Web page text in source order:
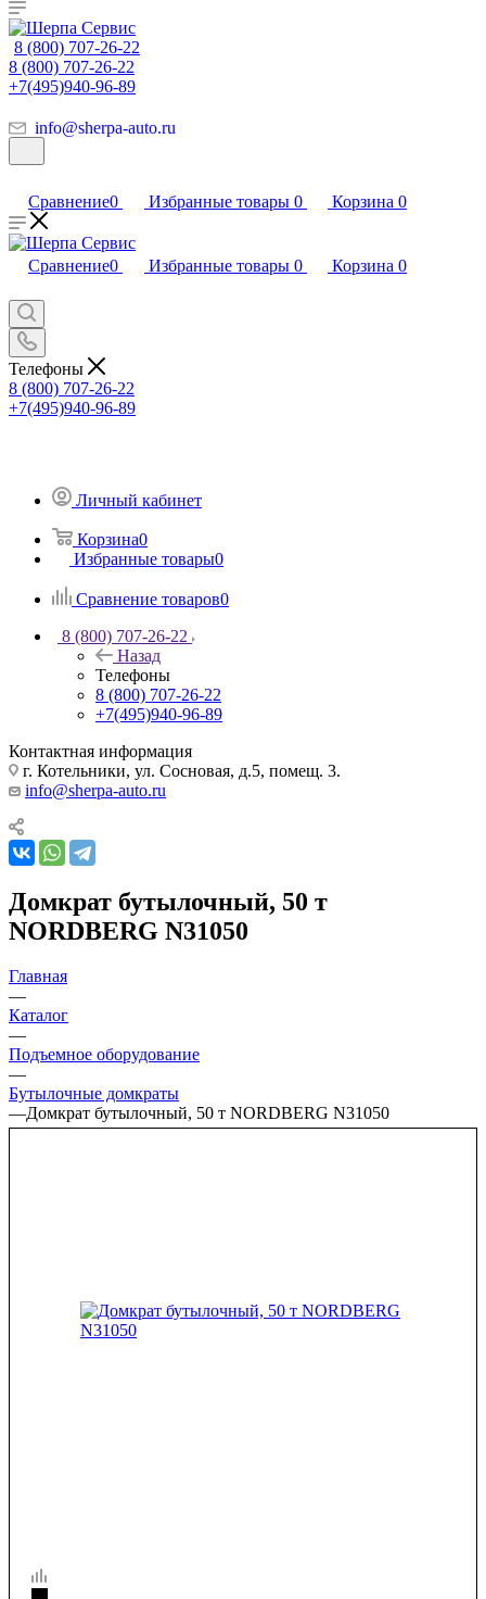
8 (800) 707-26-22
8 (800) 707-26-22
+7(495)940-96-89
info@sherpa-auto.ru
Сравнение0 Избранные товары 0 Корзина 0
Сравнение0 Избранные товары 0 Корзина 0
Телефоны
8 (800) 707-26-22
+7(495)940-96-89
Личный кабинет
Корзина0
Избранные товары0
Сравнение товаров0
8 (800) 707-26-22
Назад
Телефоны
8 (800) 707-26-22
+7(495)940-96-89
Контактная информация
г. Котельники, ул. Сосновая, д.5, помещ. 3.
info@sherpa-auto.ru
Домкрат бутылочный, 50 т
NORDBERG N31050
Главная
—
Каталог
—
Подъемное оборудование
—
Бутылочные домкраты
—Домкрат бутылочный, 50 т NORDBERG N31050